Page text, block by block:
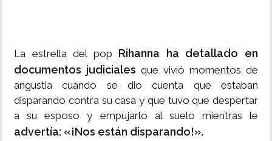
La estrella del pop Rihanna ha detallado en
documentos judiciales que vivió momentos de
angustia cuando se dio cuenta que estaban
disparando contra su casa y que tuvo que despertar
a su esposo y empujarlo al suelo mientras le
advertía: «¡Nos están disparando!».